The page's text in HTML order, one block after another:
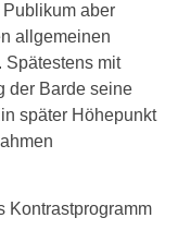
Publikum aber
allgemeinen
Spätestens mit
der Barde seine
später Höhepunkt
Kontrastprogramm